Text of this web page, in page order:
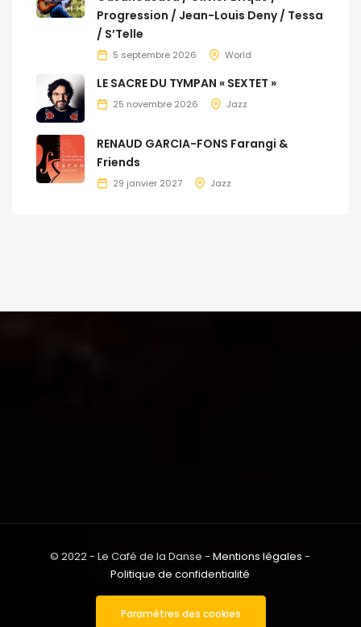
Progression / Jean-Louis Deny / Tessa
/ S’Telle
5 septembre 2026 World
LE SACRE DU TYMPAN « SEXTET »
25 novembre 2026 Jazz
RENAUD GARCIA-FONS Farangi &
Friends
29 janvier 2027 Jazz
© 2022 - Le Café de la Danse -Mentions légales -
Politique de confidentialité
Paramètres des cookies